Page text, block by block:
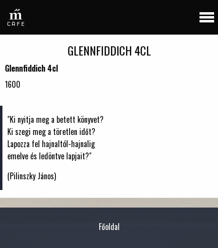
GLENNFIDDICH 4CL
Glennfiddich 4cl
1600
"Ki nyitja meg a betett könyvet?
Ki szegi meg a töretlen időt?
Lapozza fel hajnaltól-hajnalig
emelve és ledöntve lapjait?"
(Pilinszky János)
Főoldal